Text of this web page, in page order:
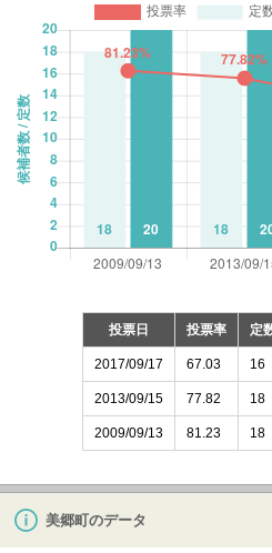
投票日 投票率 定
2017/09/17 67.03 16
2013/09/15 77.82 18
2009/09/13 81.23 18
美郷町のデータ